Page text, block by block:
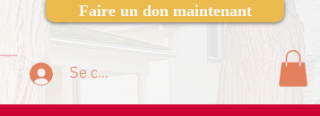
Faire un don maintenant
Se connecter